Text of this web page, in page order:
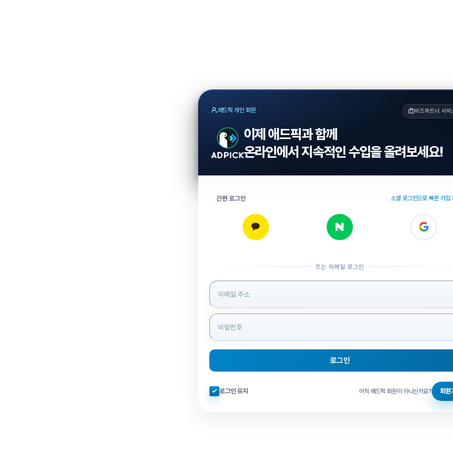
애드픽 개인 회원 비즈파트너 서비
이제 애드픽과 함께
온라인에서 지속적인 수입을 올려보세요!
간편 로그인 소셜 로그인으로 빠른 가입
또는 이메일 로그인
로그인 정보 입력
로그인
자동로그인 체크
로그인 유지 아직 애드픽 회원이 아니신가요? 회원